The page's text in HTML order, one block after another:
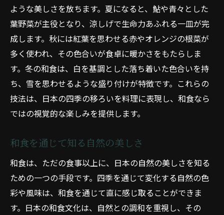
ような美しさを放ちます。夏になると、鮎や青々とした
葉野菜が主役となり、涼しげで生命力あふれる一皿が完
成します。秋には紅葉を思わせる赤やオレンジの根菜が
多く使われ、その色合いが食卓に暖かさをもたらしま
す。冬の和食は、白を基調とした落ち着いた色合いを持
ち、雪を思わせるような盛り付けが特徴です。これらの
技法は、日本の四季の移ろいを料理に表現し、和食なら
ではの視覚的な楽しみを提供します。
和食を通じて知る自然の美しさ
和食は、ただの食事以上に、日本の自然の美しさを知る
ための一つの手段です。四季を通じて変化する自然の色
彩や風味は、和食を通じて直に感じ取ることができま
す。日本の和食文化は、自然との調和を重視し、その